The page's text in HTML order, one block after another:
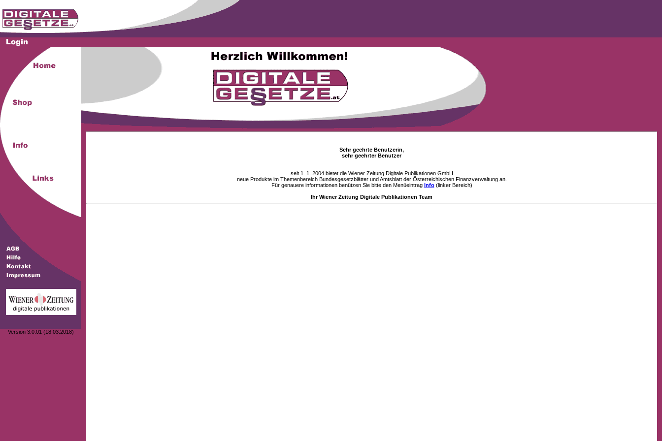
Version 3.0.01 (18.03.2018)
Sehr geehrte Benutzerin,
sehr geehrter Benutzer
seit 1. 1. 2004 bietet die Wiener Zeitung Digitale Publikationen GmbH
neue Produkte im Themenbereich Bundesgesetzblätter und Amtsblatt der Österreichischen Finanzverwaltung an.
Für genauere informationen benützen Sie bitte den Menüeintrag Info(linker Bereich)
Ihr Wiener Zeitung Digitale Publikationen Team